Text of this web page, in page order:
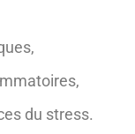
du stress.